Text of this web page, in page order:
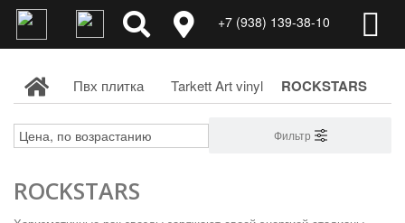
+7 (938) 139-38-10
Пвх плитка Tarkett Art vinyl ROCKSTARS
Фильтр
ROCKSTARS